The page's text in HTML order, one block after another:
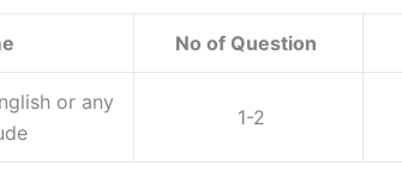
No of Question
or any
1-2